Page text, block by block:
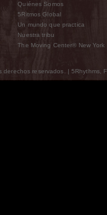
Quiénes Somos
5Ritmos Global
Un mundo que practica
Nuestra tribu
The Moving Center® New York
derechos reservados. | 5Rhythms,